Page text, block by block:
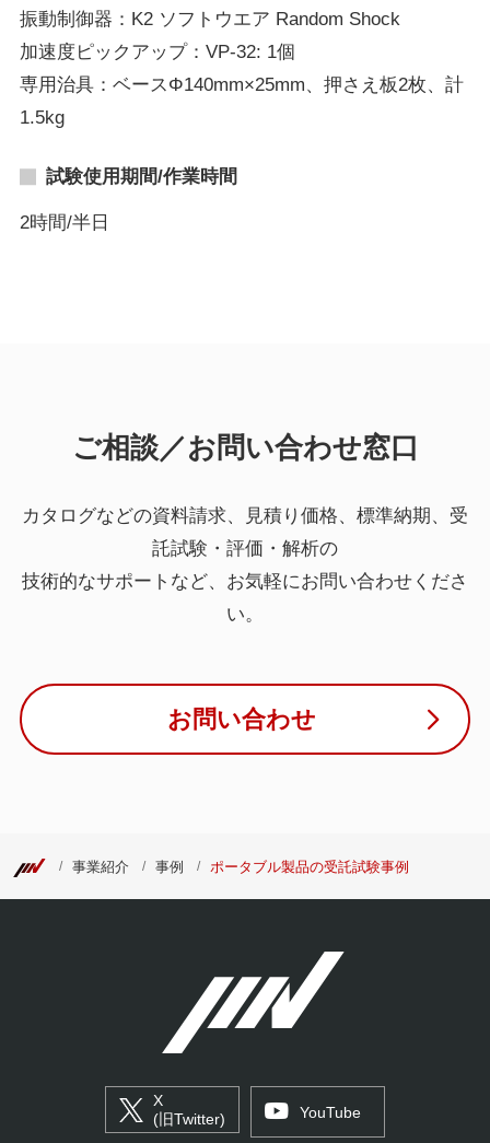
振動制御器：K2 ソフトウエア Random Shock
加速度ピックアップ：VP-32: 1個
専用治具：ベースΦ140mm×25mm、押さえ板2枚、計
1.5kg
試験使用期間/作業時間
2時間/半日
ご相談／お問い合わせ窓口
カタログなどの資料請求、見積り価格、標準納期、受
託試験・評価・解析の
技術的なサポートなど、お気軽にお問い合わせくださ
い。
お問い合わせ
事業紹介 事例 ポータブル製品の受託試験事例
X
(旧Twitter)
YouTube